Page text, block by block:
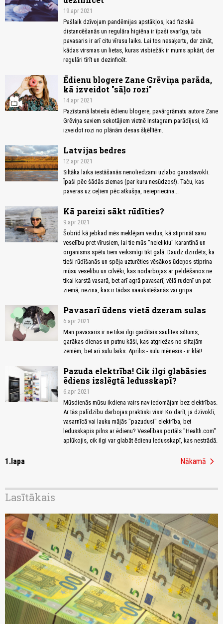
19.apr 2021
Pašlaik dzīvojam pandēmijas apstākļos, kad fiziskā
distancēšanās un regulāra higiēna ir īpaši svarīga, taču
pavasaris ir arī citu vīrusu laiks. Lai tos nesaķertu, der zināt,
kādas virsmas un lietas, kuras visbiežāk ir mums apkārt, der
regulāri tīrīt un dezinficēt.
Ēdienu blogere Zane Grēviņa parāda,
kā izveidot "sāļo rozi"
14.apr 2021
Pazīstamā latviešu ēdienu blogere, pavārgrāmatu autore Zane
Grēviņa saviem sekotājiem vietnē Instagram parādījusi, kā
izveidot rozi no plānām desas šķēlītēm.
Latvijas bedres
12.apr 2021
Siltāka laika iestāšanās nenoliedzami uzlabo garastavokli.
Īpaši pēc šādās ziemas (par kuru nesūdzos!). Taču, kas
paveras uz ceļiem pēc atkušņa, neiepriecina...
Kā pareizi sākt rūdīties?
9.apr 2021
Šobrīd kā jebkad mēs meklējam veidus, kā stiprināt savu
veselību pret vīrusiem, lai tie mūs "neieliktu" karantīnā un
organisms spētu tiem veiksmīgi tikt galā. Daudz dzirdēts, ka
tieši rūdīšanās un spēja uzturēties vēsākos ūdeņos stiprina
mūsu veselību un cilvēki, kas nodarbojas ar peldēšanos ne
tikai karstā vasarā, bet arī agrā pavasarī, vēlā rudenī un pat
ziemā, nezina, kas ir tādas saaukstēšanās vai gripa.
Pavasarī ūdens vietā dzeram sulas
6.apr 2021
Man pavasaris ir ne tikai ilgi gaidītais saulītes siltums,
garākas dienas un putnu kāši, kas atgriežas no siltajām
zemēm, bet arī sulu laiks. Aprīlis - sulu mēnesis - ir klāt!
Pazuda elektrība! Cik ilgi glabāsies
ēdiens izslēgtā ledusskapī?
6.apr 2021
Mūsdienās mūsu ikdiena vairs nav iedomājam bez elektrības.
Ar tās palīdzību darbojas praktiski viss! Ko darīt, ja dzīvoklī,
vasarnīcā vai lauku mājās "pazudusi" elektrība, bet
ledusskapis pilns ar ēdienu? Veselības portāls "Health.com"
aplūkojis, cik ilgi var glabāt ēdienu ledusskapī, kas nestrādā.
1.lapa Nākamā chevron_right
Lasītākais